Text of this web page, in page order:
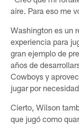
aire. Para eso me
Washington es un
experiencia para
gran ejemplo de
años de
Cowboys y
jugar por
Cierto, Wilson
que jugó como